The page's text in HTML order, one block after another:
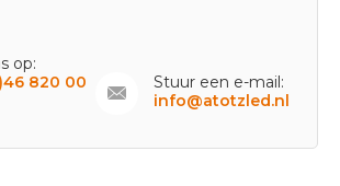
op:
820 00
Stuur een e-mail:
info@atotzled.nl